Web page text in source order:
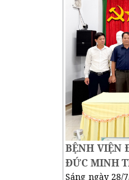
BỆNH VIỆN
ĐỨC MINH
Sáng ngày 28/